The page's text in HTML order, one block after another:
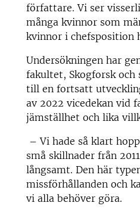
författare. Vi ser
många kvinnor som
kvinnor i chefsposition
Undersökningen har
fakultet, Skogforsk och
till en fortsatt
av 2022 vicedekan vid
jämställhet och lika
–Vi hade så klart
små skillnader från
långsamt. Den här
missförhållanden och
vi alla behöver göra.